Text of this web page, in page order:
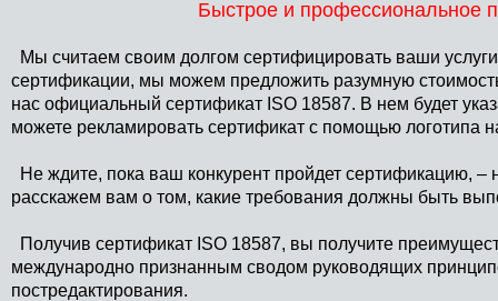
Быстрое и профессиональное
Мы считаем своим долгом сертифицировать ваши
сертификации, мы можем предложить разумную
нас официальный сертификат ISO 18587. В нем будет
можете рекламировать сертификат с помощью логотипа
Не ждите, пока ваш конкурент пройдет сертификацию,
расскажем вам о том, какие требования должны быть
Получив сертификат ISO 18587, вы получите
международно признанным сводом руководящих
постредактирования.